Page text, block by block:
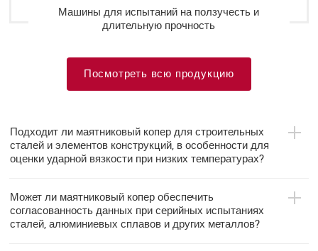
Машины для испытаний на ползучесть и
длительную прочность
Посмотреть всю продукцию
Подходит ли маятниковый копер для строительных
сталей и элементов конструкций, в особенности для
оценки ударной вязкости при низких температурах?
Может ли маятниковый копер обеспечить
согласованность данных при серийных испытаниях
сталей, алюминиевых сплавов и других металлов?